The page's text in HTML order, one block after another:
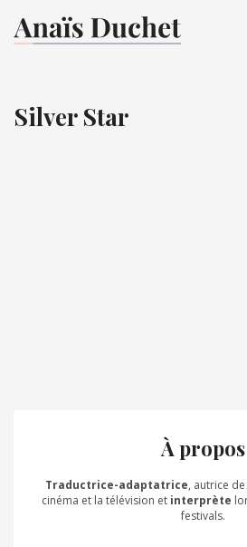
Silver Star
À propos
Traductrice-adaptatrice, autrice de
cinéma et la télévision et interprète
festivals.